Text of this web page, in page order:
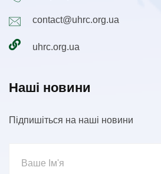
contact@uhrc.org.ua
uhrc.org.ua
Наші новини
Підпишіться на наші новини